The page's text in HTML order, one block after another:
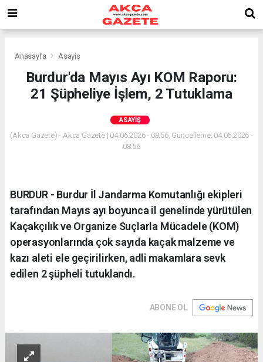
Anasayfa Asayiş
Burdur'da Mayıs Ayı KOM Raporu:
21 Şüpheliye İşlem, 2 Tutuklama
ASAYIŞ
(Akca Gazete) - Akca Gazete | 04.06.2026 - 08:56, Güncelleme: 04.06.2026 -
08:56
BURDUR - Burdur İl Jandarma Komutanlığı ekipleri
tarafından Mayıs ayı boyunca il genelinde yürütülen
Kaçakçılık ve Organize Suçlarla Mücadele (KOM)
operasyonlarında çok sayıda kaçak malzeme ve
kazı aleti ele geçirilirken, adli makamlara sevk
edilen 2 şüpheli tutuklandı.
ABONE OL